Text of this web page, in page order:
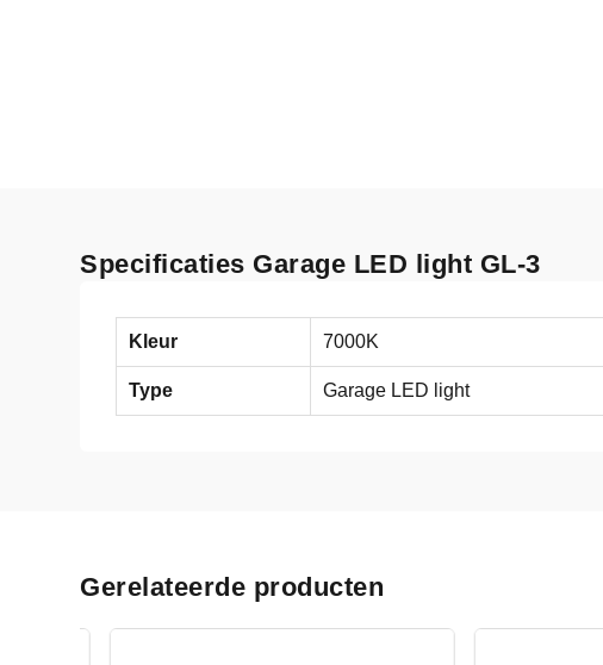
Specificaties Garage LED light GL-3
Kleur 7000K
Type Garage LED light
Gerelateerde producten